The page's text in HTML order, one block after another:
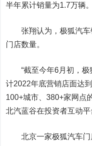
半年累计销量为1.7万辆。
张翔认为，极狐汽车
门店数量。
“截至今年6月初，极
计2022年底营销店面达
100+城市、380+家网点
北汽蓝谷在投资者互动平
北京一家极狐汽车门